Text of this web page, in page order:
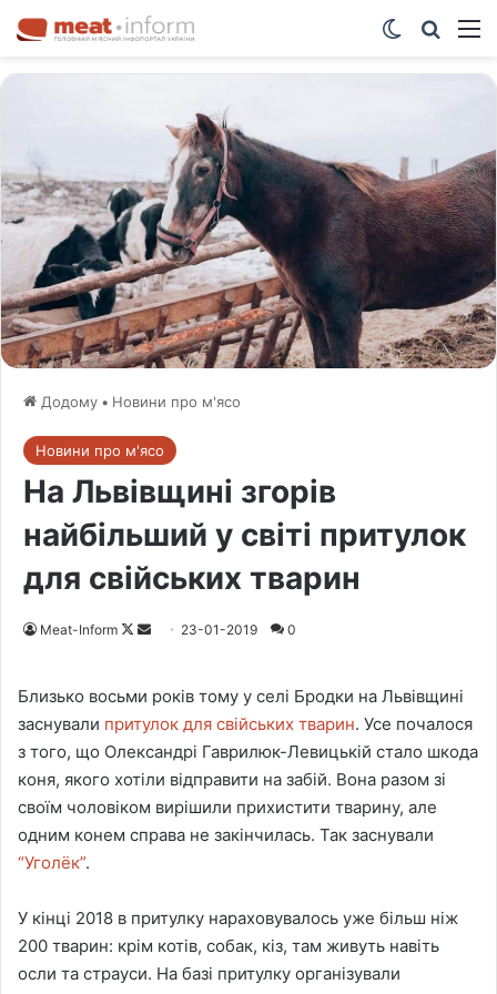
Switch skin
Додому • Новини про м'ясо
Новини про м'ясо
На Львівщині згорів
найбільший у світі притулок
для свійських тварин
Meat-Inform
F
o
w
o
n
X
d
n
e
m
a
23-01-2019 0
Близько восьми років тому у селі Бродки на Львівщині
заснували притулок для свійських тварин. Усе почалося
з того, що Олександрі Гаврилюк-Левицькій стало шкода
коня, якого хотіли відправити на забій. Вона разом зі
своїм чоловіком вирішили прихистити тварину, але
одним конем справа не закінчилась. Так заснували
“Уголёк”.
У кінці 2018 в притулку нараховувалось уже більш ніж
200 тварин: крім котів, собак, кіз, там живуть навіть
осли та страуси. На базі притулку організували